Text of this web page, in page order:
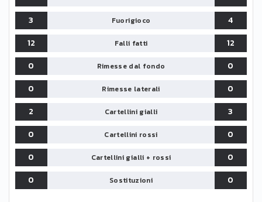
3
Fuorigioco
4
12
Falli fatti
12
0
Rimesse dal fondo
0
0
Rimesse laterali
0
2
Cartellini gialli
3
0
Cartellini rossi
0
0
Cartellini gialli + rossi
0
0
Sostituzioni 0